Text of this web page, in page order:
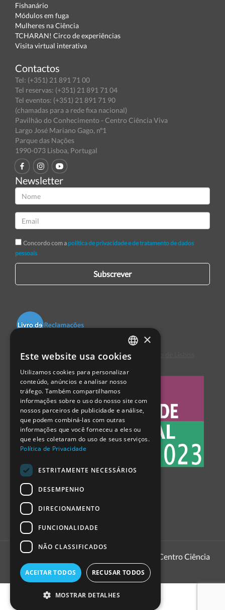
Fishanário
Módulos em fuga
Mulheres na Ciência
TCHARAN! Circo de experiências
Visita virtual interativa
Contactos
Tel: (+351) 21 891 71 00
Tel reservas: (+351) 21 891 71 04
Tel eventos: (+351) 21 891 71 90
(chamadas para a rede fixa nacional)
Pavilhão do Conhecimento - Centro Ciência Viva
Largo José Mariano Gago, nº1
Parque das Nações
1990-073 Lisboa, Portugal
Newsletter
Concordo com a política de privacidade e de tratamento de dados
pessoais
Subscrever
Centro de Arbitragem de Conflitos de Consumo de Lisboa
1999 - 2026
Pavilhão do Conhecimento | Centro Ciência
PORTUGUESE
ENGLISH
SPANISH
×
Este website usa cookies
Utilizamos cookies para personalizar
conteúdo, anúncios e analisar nosso
tráfego. Também compartilhamos
informações sobre o uso do nosso site com
nossos parceiros de publicidade e análise,
que podem combiná-las com outras
informações que você forneceu a eles ou
que eles coletaram do uso de seus serviços.
Política de Privacidade
ESTRITAMENTE NECESSÁRIOS
DESEMPENHO
DIRECIONAMENTO
FUNCIONALIDADE
NÃO CLASSIFICADOS
ACEITAR TODOS RECUSAR TODOS
MOSTRAR DETALHES